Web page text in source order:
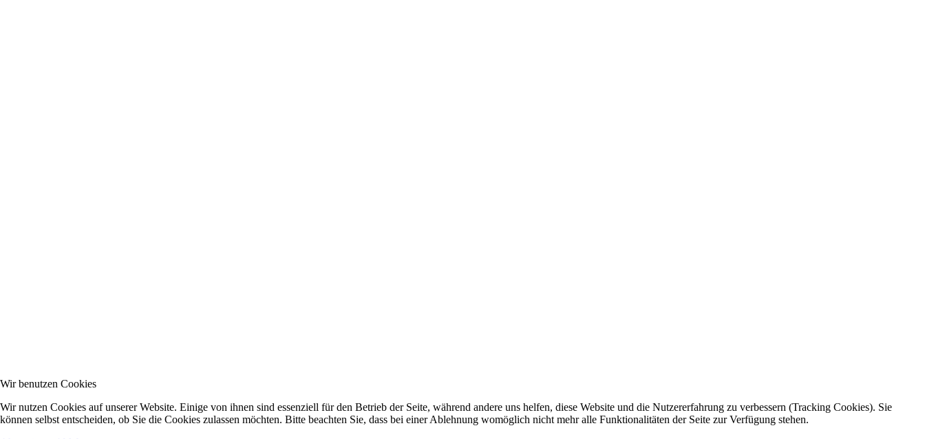
Wir benutzen Cookies
Wir nutzen Cookies auf unserer Website. Einige von ihnen sind essenziell für den Betrieb der Seite, während andere uns helfen, diese Website und die Nutzererfahrung zu verbessern (Tracking Cookies). Sie
können selbst entscheiden, ob Sie die Cookies zulassen möchten. Bitte beachten Sie, dass bei einer Ablehnung womöglich nicht mehr alle Funktionalitäten der Seite zur Verfügung stehen.